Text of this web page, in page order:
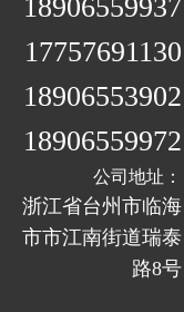
18906559937
17757691130
18906553902
18906559972
公司地址：
浙江省台州市临海
市市江南街道瑞泰
路8号